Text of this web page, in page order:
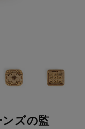
ンズの監